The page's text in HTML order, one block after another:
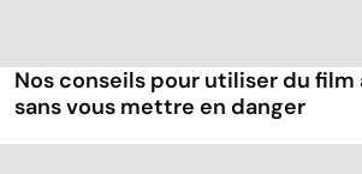
Nos conseils pour utiliser du
sans vous mettre en danger